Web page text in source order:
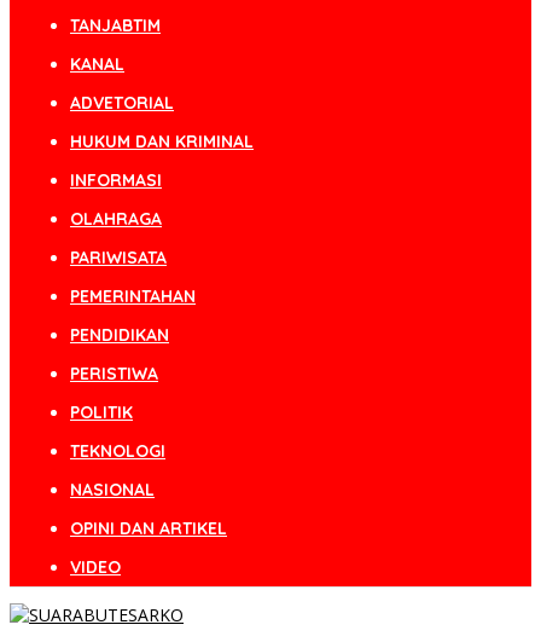
TANJABTIM
KANAL
ADVETORIAL
HUKUM DAN KRIMINAL
INFORMASI
OLAHRAGA
PARIWISATA
PEMERINTAHAN
PENDIDIKAN
PERISTIWA
POLITIK
TEKNOLOGI
NASIONAL
OPINI DAN ARTIKEL
VIDEO